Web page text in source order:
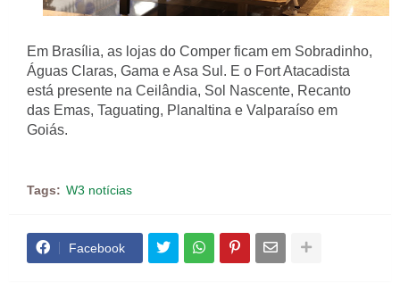
Em Brasília, as lojas do Comper ficam em Sobradinho,
Águas Claras, Gama e Asa Sul. E o Fort Atacadista
está presente na Ceilândia, Sol Nascente, Recanto
das Emas, Taguating, Planaltina e Valparaíso em
Goiás.
Tags: W3 notícias
Facebook